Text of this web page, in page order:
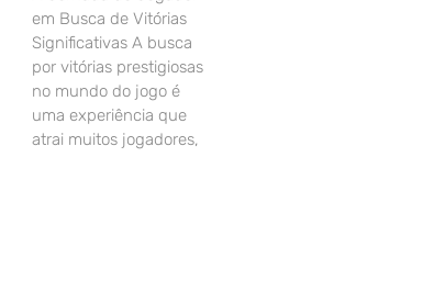
em Busca de Vitórias
Significativas A busca
por vitórias prestigiosas
no mundo do jogo é
uma experiência que
atrai muitos jogadores,